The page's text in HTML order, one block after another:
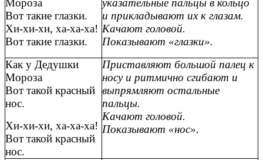
Мороза
Вот такие глазки.
Хи-хи-хи, ха-ха-ха!
Вот такие глазки.
указательные пальцы в кольцо
и прикладывают их к глазам.
Качают головой.
Показывают «глазки».
Как у Дедушки
Мороза
Вот такой красный
нос.
Хи-хи-хи, ха-ха-ха!
Вот такой красный
нос.
Приставляют большой палец к
носу и ритмично сгибают и
выпрямляют остальные
пальцы.
Качают головой.
Показывают «нос».